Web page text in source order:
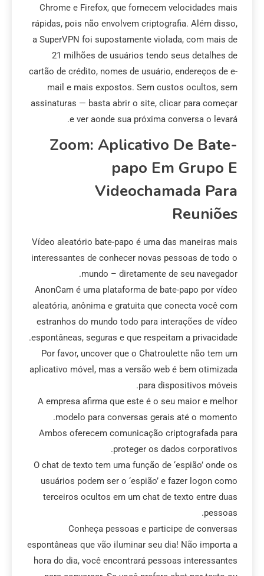
Chrome e Firefox, que fornecem velocidades mais
rápidas, pois não envolvem criptografia. Além disso,
a SuperVPN foi supostamente violada, com mais de
21 milhões de usuários tendo seus detalhes de
cartão de crédito, nomes de usuário, endereços de e-
mail e mais expostos. Sem custos ocultos, sem
assinaturas — basta abrir o site, clicar para começar
e ver aonde sua próxima conversa o levará.
Zoom: Aplicativo De Bate-
papo Em Grupo E
Videochamada Para
Reuniões
Vídeo aleatório bate-papo é uma das maneiras mais
interessantes de conhecer novas pessoas de todo o
mundo – diretamente de seu navegador.
AnonCam é uma plataforma de bate-papo por vídeo
aleatória, anônima e gratuita que conecta você com
estranhos do mundo todo para interações de vídeo
espontâneas, seguras e que respeitam a privacidade.
Por favor, uncover que o Chatroulette não tem um
aplicativo móvel, mas a versão web é bem otimizada
para dispositivos móveis.
A empresa afirma que este é o seu maior e melhor
modelo para conversas gerais até o momento.
Ambos oferecem comunicação criptografada para
proteger os dados corporativos.
O chat de texto tem uma função de ‘espião’ onde os
usuários podem ser o ‘espião’ e fazer logon como
terceiros ocultos em um chat de texto entre duas
pessoas.
Conheça pessoas e participe de conversas
espontâneas que vão iluminar seu dia! Não importa a
hora do dia, você encontrará pessoas interessantes